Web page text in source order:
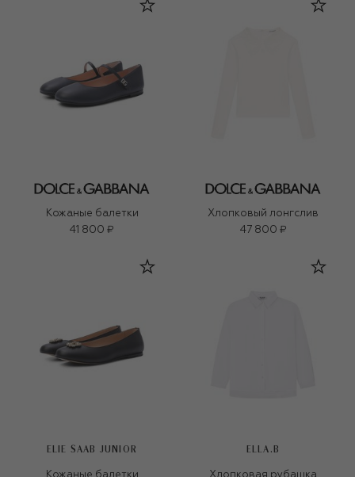
Кожаные балетки
41 800 ₽
Хлопковый лонгслив
47 800 ₽
ELIE SAAB JUNIOR ELLA.B